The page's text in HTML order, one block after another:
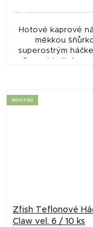
Hotové kaprové
měkkou
superostrým
Gape. Ideální pro
Novinka
Zfish Teflonové
Claw vel. 6 / 10 ks